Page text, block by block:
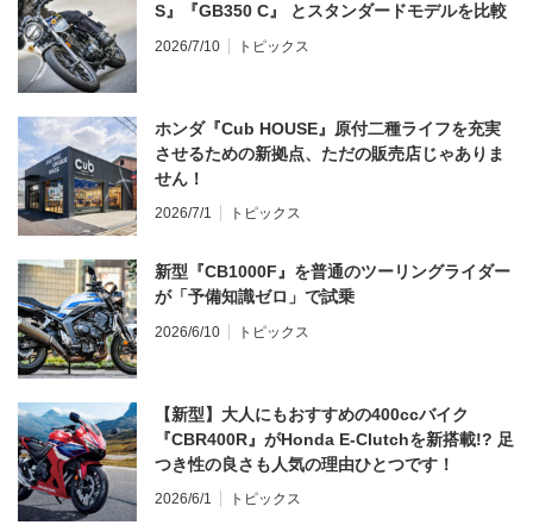
S』『GB350 C』 とスタンダードモデルを比較
2026/7/10 トピックス
ホンダ『Cub HOUSE』原付二種ライフを充実
させるための新拠点、ただの販売店じゃありま
せん！
2026/7/1 トピックス
新型『CB1000F』を普通のツーリングライダー
が「予備知識ゼロ」で試乗
2026/6/10 トピックス
【新型】大人にもおすすめの400ccバイク
『CBR400R』がHonda E-Clutchを新搭載!? 足
つき性の良さも人気の理由ひとつです！
2026/6/1 トピックス